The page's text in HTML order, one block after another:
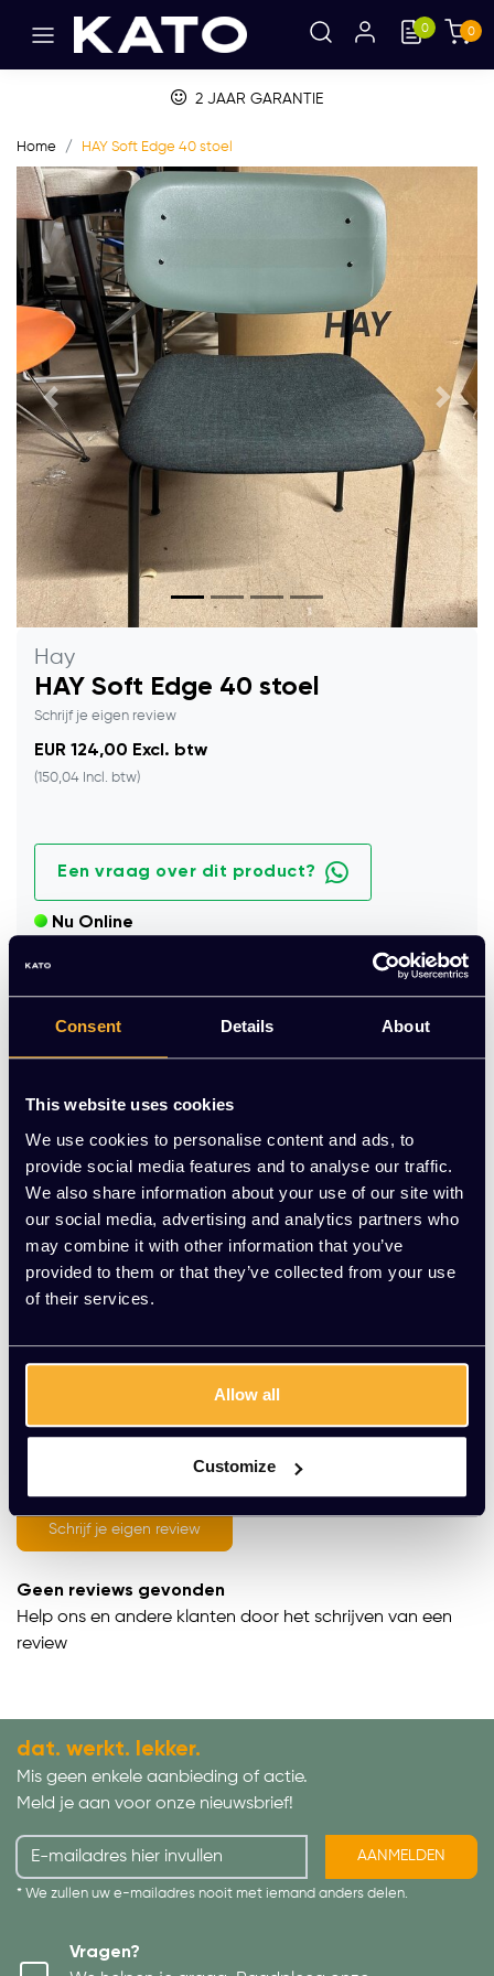
Consent Details About
This website uses cookies
We use cookies to personalise content and ads, to
provide social media features and to analyse our traffic.
We also share information about your use of our site with
our social media, advertising and analytics partners who
may combine it with other information that you’ve
provided to them or that they’ve collected from your use
of their services.
Allow all
Customize
0 0
Home HAY Soft Edge 40 stoel
Vorige
Hay
HAY Soft Edge 40 stoel
Schrijf je eigen review
EUR 124,00 Excl. btw
(150,04 Incl. btw)
Een vraag over dit product?
Nu Online
Hoogwaardige HAY Soft Edge 40 stoel. Modern
Scandinavisch design in uitstekende staat. Nu voor €150,00
| KATO Kantoorinrichting
Op voorraad
Vraag jouw persoonlijke aanbieding aan
Vrijblijvende offerte
Productomschrijving
Wat onze klanten zeggen
average of 0 review(s)
Schrijf je eigen review
Geen reviews gevonden
Help ons en andere klanten door het schrijven van een
review
dat. werkt. lekker.
Mis geen enkele aanbieding of actie.
Meld je aan voor onze nieuwsbrief!
AANMELDEN
* We zullen uw e-mailadres nooit met iemand anders delen.
Vragen?